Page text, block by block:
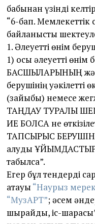
бабынан үзінді
“6-бап. Мемлекеттік
байланысты
1. Әлеуетті өнім
1) осы әлеуетті өнім
БАСШЫЛАРЫНЫҢ
берушінің уәкілетті
(зайыбы) немесе
ТАҢДАУ ТУРАЛЫ
ИЕ БОЛСА не
ТАПСЫРЫС
алуды
табылса”.
Егер бұл тендерді
атауы “Наурыз
“МузАРТ”; әсем
шырқайды, іс-